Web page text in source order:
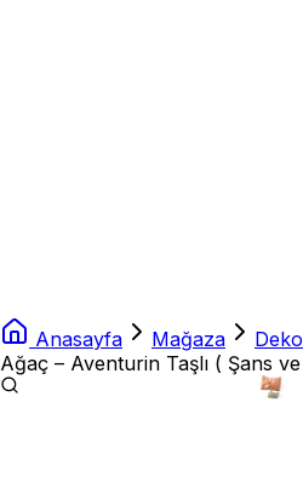
Anasayfa Mağaza
Ağaç – Aventurin Taşlı ( Şans